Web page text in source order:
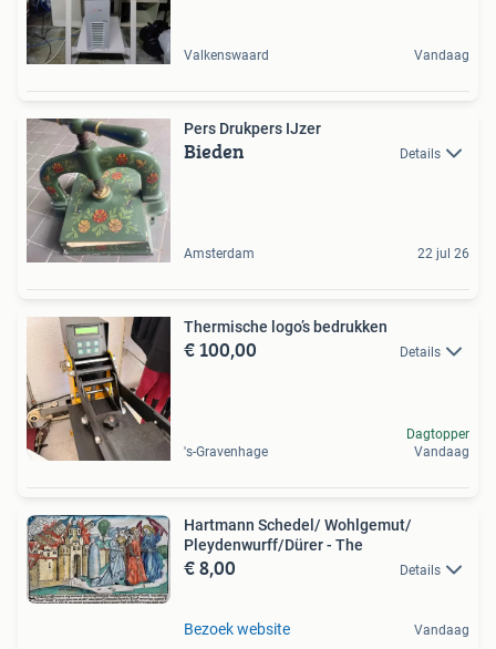
Valkenswaard Vandaag
Pers Drukpers IJzer
Bieden Details
Amsterdam 22 jul 26
Thermische logo’s bedrukken
€ 100,00 Details
's-Gravenhage
Dagtopper
Vandaag
Hartmann Schedel/ Wohlgemut/
Pleydenwurff/Dürer - The
€ 8,00 Details
Bezoek website Vandaag